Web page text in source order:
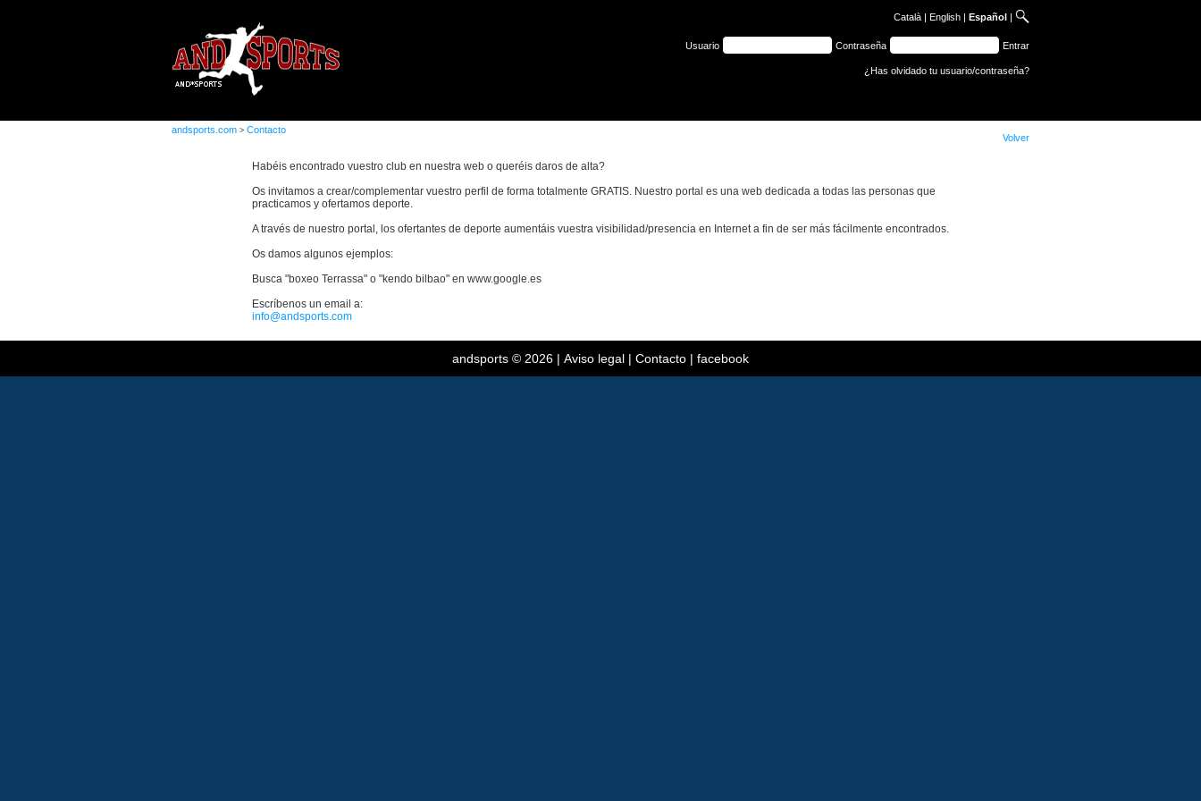
Català | English | Español |
Usuario Contraseña Entrar
¿Has olvidado tu usuario/contraseña?
Volver
andsports.com > Contacto
Habéis encontrado vuestro club en nuestra web o queréis daros de alta?
Os invitamos a crear/complementar vuestro perfil de forma totalmente GRATIS. Nuestro portal es una web dedicada a todas las personas que
practicamos y ofertamos deporte.
A través de nuestro portal, los ofertantes de deporte aumentáis vuestra visibilidad/presencia en Internet a fin de ser más fácilmente encontrados.
Os damos algunos ejemplos:
Busca "boxeo Terrassa" o "kendo bilbao" en www.google.es
Escríbenos un email a:
info@andsports.com
andsports © 2026 | Aviso legal | Contacto | facebook